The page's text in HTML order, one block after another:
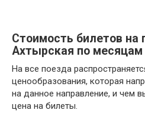
Стоимость билетов на
Ахтырская по месяцам
На все поезда
ценообразования, которая
на данное направление, и чем
цена на билеты.